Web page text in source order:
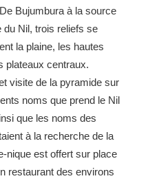
Bujumbura à la source
du Nil, trois reliefs se
la plaine, les hautes
plateaux centraux.
visite de la pyramide sur
noms que prend le Nil
que les noms des
à la recherche de la
nique est offert sur place
restaurant des environs